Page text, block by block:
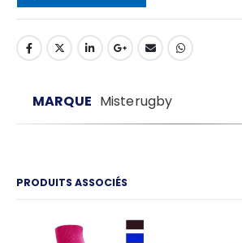
MARQUE Misterugby
PRODUITS ASSOCIÉS